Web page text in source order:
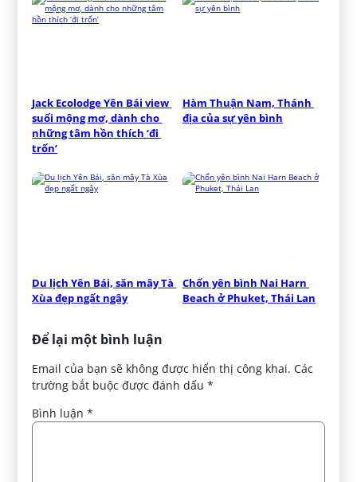
Jack Ecolodge Yên Bái view
suối mộng mơ, dành cho
những tâm hồn thích ‘đi
trốn’
Hàm Thuận Nam, Thánh
địa của sự yên bình
Du lịch Yên Bái, săn mây Tà
Xùa đẹp ngất ngây
Chốn yên bình Nai Harn
Beach ở Phuket, Thái Lan
Để lại một bình luận
Email của bạn sẽ không được hiển thị công khai. Các
trường bắt buộc được đánh dấu*
Bình luận*